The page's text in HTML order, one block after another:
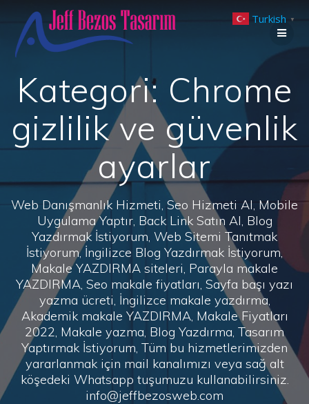
to
Kategori: Chrome
gizlilik ve güvenlik
ayarlar
Web Danışmanlık Hizmeti, Seo Hizmeti Al, Mobile
Uygulama Yaptır, Back Link Satın Al, Blog
Yazdırmak İstiyorum, Web Sitemi Tanıtmak
İstiyorum, İngilizce Blog Yazdırmak İstiyorum,
Makale YAZDIRMA siteleri, Parayla makale
YAZDIRMA, Seo makale fiyatları, Sayfa başı yazı
yazma ücreti, İngilizce makale yazdırma,
Akademik makale YAZDIRMA, Makale Fiyatları
2022, Makale yazma, Blog Yazdırma, Tasarım
Yaptırmak İstiyorum, Tüm bu hizmetlerimizden
yararlanmak için mail kanalımızı veya sağ alt
köşedeki Whatsapp tuşumuzu kullanabilirsiniz.
info@jeffbezosweb.com
Turkish ▼